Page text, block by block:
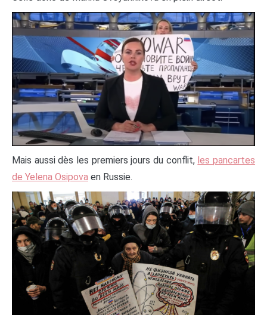
Mais aussi dès les premiers jours du conflit, les pancartes
de Yelena Osipova en Russie.